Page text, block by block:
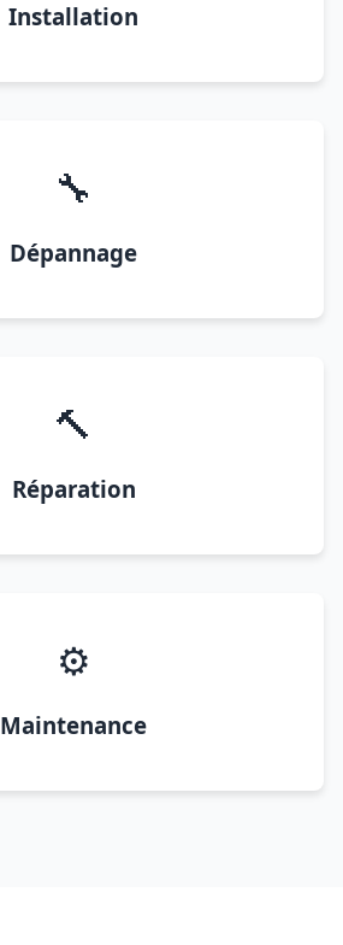
Installation
🔧
Dépannage
🔨
Réparation
⚙️
Maintenance